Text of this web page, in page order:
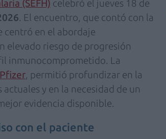
(SEFH) celebró el jueves 18 de
. El encuentro, que contó con la
centró en el abordaje
elevado riesgo de progresión
inmunocomprometido. La
Pfizer, permitió profundizar en la
y en la necesidad de un
evidencia disponible.
con el paciente